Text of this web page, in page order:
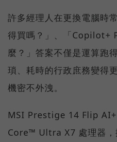
許多經理人在更換電腦時
得買嗎？」、「Copilot+
麼？」答案不僅是運算跑
瑣、耗時的行政庶務變得
機密不外洩。
MSI Prestige 14 Flip
Core™ Ultra X7 處理器，